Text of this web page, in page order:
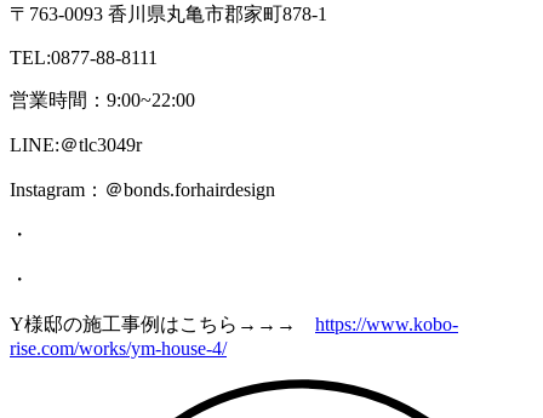
〒763-0093 香川県丸亀市郡家町878-1
TEL:0877-88-8111
営業時間：9:00~22:00
LINE:＠tlc3049r
Instagram：＠bonds.forhairdesign
・
・
Y様邸の施工事例はこちら→→→ https://www.kobo-
rise.com/works/ym-house-4/